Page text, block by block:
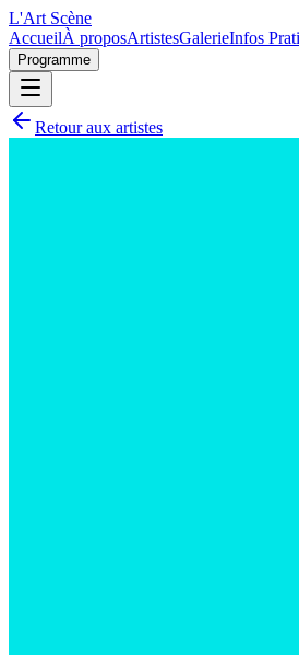
L'Art Scène
AccueilÀ proposArtistesGalerieInfos
Programme
Retour aux artistes